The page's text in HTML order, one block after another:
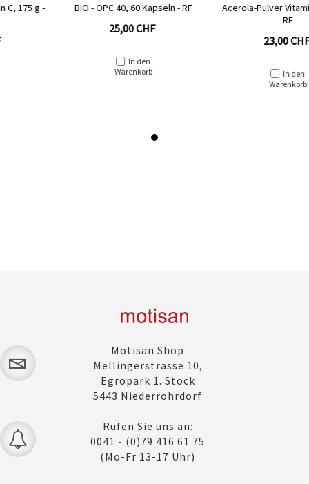
BIO - OPC 40, 60 Kapseln - RF
Acerola-Pulver Vitamin C, 175 g -
Motisan Shop
Mellingerstrasse 10,
Egropark 1. Stock
5443 Niederrohrdorf
Rufen Sie uns an:
0041 - (0)79 416 61 75
(Mo-Fr 13-17 Uhr)